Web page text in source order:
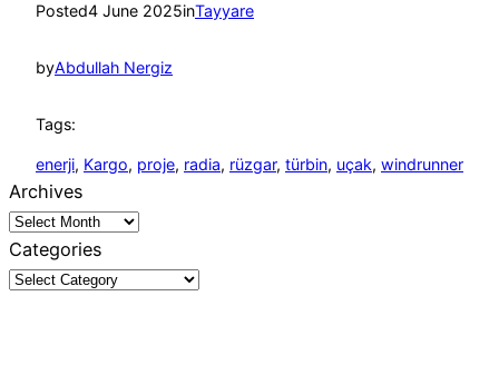
Posted4 June 2025inTayyare
byAbdullah Nergiz
Tags:
enerji, Kargo, proje, radia, rüzgar, türbin, uçak, windrunner
Archives
Categories